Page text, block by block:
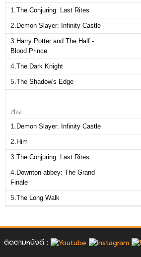
1.The Conjuring: Last Rites
2. Demon Slayer: Infinity Castle
3. Harry Potter and The Half -
Blood Prince
4.The Dark Knight
5.The Shadow's Edge
เรื่อง
1. Demon Slayer: Infinity Castle
2. Him
3.The Conjuring: Last Rites
4. Downton abbey: The Grand
Finale
5.The Long Walk
ติดตามหนังดี :